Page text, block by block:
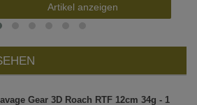
Artikel anzeigen
Gear 3D Roach RTF 12cm 34g - 1